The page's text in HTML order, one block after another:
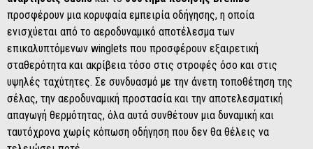
προσφέρουν μια κορυφαία εμπειρία οδήγησης, η οποία
ενισχύεται από το αεροδυναμικό αποτέλεσμα των
επικαλυπτόμενων winglets που προσφέρουν εξαιρετική
σταθερότητα και ακρίβεια τόσο στις στροφές όσο και στις
υψηλές ταχύτητες. Σε συνδυασμό με την άνετη τοποθέτηση της
σέλας, την αεροδυναμική προστασία και την αποτελεσματική
απαγωγή θερμότητας, όλα αυτά συνθέτουν μια δυναμική και
ταυτόχρονα χωρίς κόπωση οδήγηση που δεν θα θέλεις να